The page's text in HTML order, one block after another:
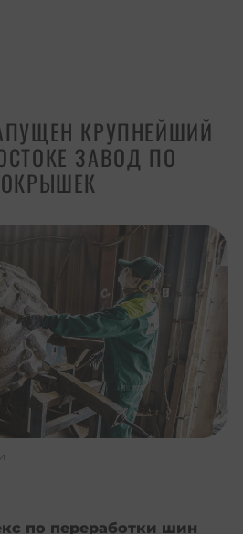
КРУПНЕЙШИЙ
ЗАВОД ПО
по переработки шин